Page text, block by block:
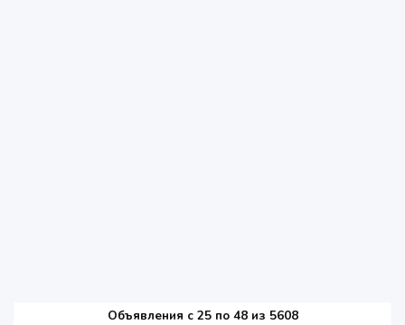
Объявления c 25 по 48 из 5608